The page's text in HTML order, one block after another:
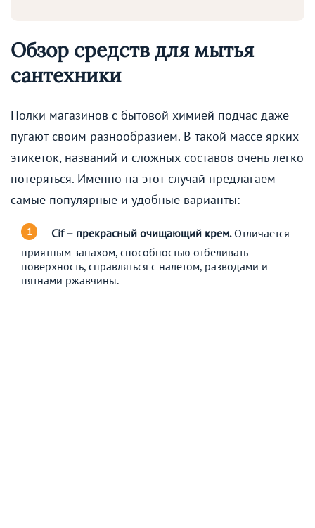
Обзор средств для мытья
сантехники
Полки магазинов с бытовой химией подчас даже
пугают своим разнообразием. В такой массе ярких
этикеток, названий и сложных составов очень легко
потеряться. Именно на этот случай предлагаем
самые популярные и удобные варианты:
Cif – прекрасный очищающий крем.Отличается
приятным запахом, способностью отбеливать
поверхность, справляться с налётом, разводами и
пятнами ржавчины.